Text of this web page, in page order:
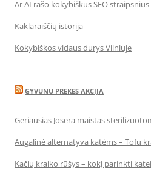
Ar AI rašo kokybiškus SEO
Kaklaraiščių istorija
Kokybiškos vidaus durys Vilniuje
GYVUNU PREKES AKCIJA
Geriausias Josera maistas
Augalinė alternatyva katėms – Tofu
Kačių kraiko rūšys – kokį parinkti katei